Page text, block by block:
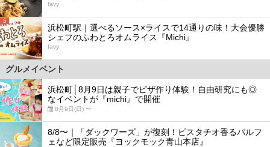
favy
5
浜松町駅｜選べるソース×ライスで14通りの味！大会優勝
シェフのふわとろオムライス『Michi』
favy
グルメイベント
浜松町│8月9日は親子でピザ作り体験！自由研究にも◎
なイベントが『michi』で開催
8月9日(日) 〜
8/8〜｜「ダックワーズ」が復刻！ピスタチオ香るパルフ
ェなど限定販売『ヨックモック青山本店』